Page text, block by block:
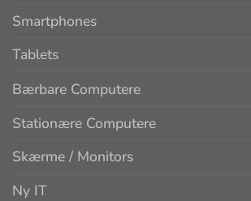
Smartphones
Tablets
Bærbare Computere
Stationære Computere
Skærme / Monitors
Ny IT